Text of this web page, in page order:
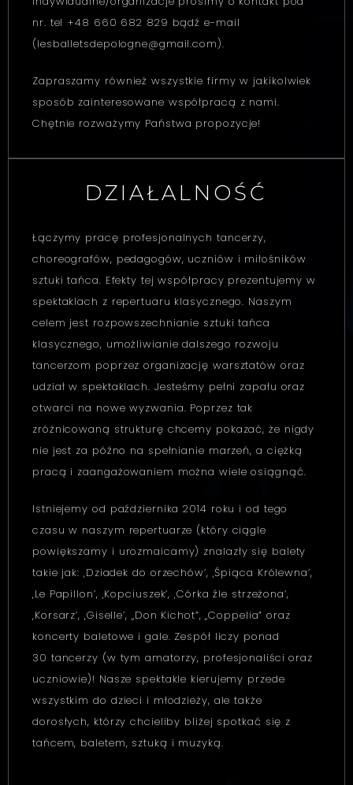
nr. tel +48 660 682 829 bądź e-mail
(lesballetsdepologne@gmail.com).
Zapraszamy również wszystkie firmy w jakikolwiek
sposób zainteresowane współpracą z nami.
Chętnie rozważymy Państwa propozycje!
DZIAŁALNOŚĆ
Łączymy pracę profesjonalnych tancerzy,
choreografów, pedagogów, uczniów i miłośników
sztuki tańca. Efekty tej współpracy prezentujemy w
spektaklach z repertuaru klasycznego. Naszym
celem jest rozpowszechnianie sztuki tańca
klasycznego, umożliwianie dalszego rozwoju
tancerzom poprzez organizację warsztatów oraz
udział w spektaklach. Jesteśmy pełni zapału oraz
otwarci na nowe wyzwania. Poprzez tak
zróżnicowaną strukturę chcemy pokazać, że nigdy
nie jest za późno na spełnianie marzeń, a ciężką
pracą i zaangażowaniem można wiele osiągnąć.
Istniejemy od października 2014 roku i od tego
czasu w naszym repertuarze (który ciągle
powiększamy i urozmaicamy) znalazły się balety
takie jak: ‚Dziadek do orzechów’, ‚Śpiąca Królewna’,
‚Le Papillon’, ‚Kopciuszek’, ‚Córka źle strzeżona’,
‚Korsarz’, ‚Giselle’, „Don Kichot”, „Coppelia” oraz
koncerty baletowe i gale. Zespół liczy ponad
30 tancerzy (w tym amatorzy, profesjonaliści oraz
uczniowie)! Nasze spektakle kierujemy przede
wszystkim do dzieci i młodzieży, ale także
dorosłych, którzy chcieliby bliżej spotkać się z
tańcem, baletem, sztuką i muzyką.